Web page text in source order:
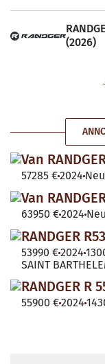
(2026)
Van
57285 €2024
Van
63950 €2024
RANDGER
53990 €2024
SAINT
RANDGER R
55900 €2024